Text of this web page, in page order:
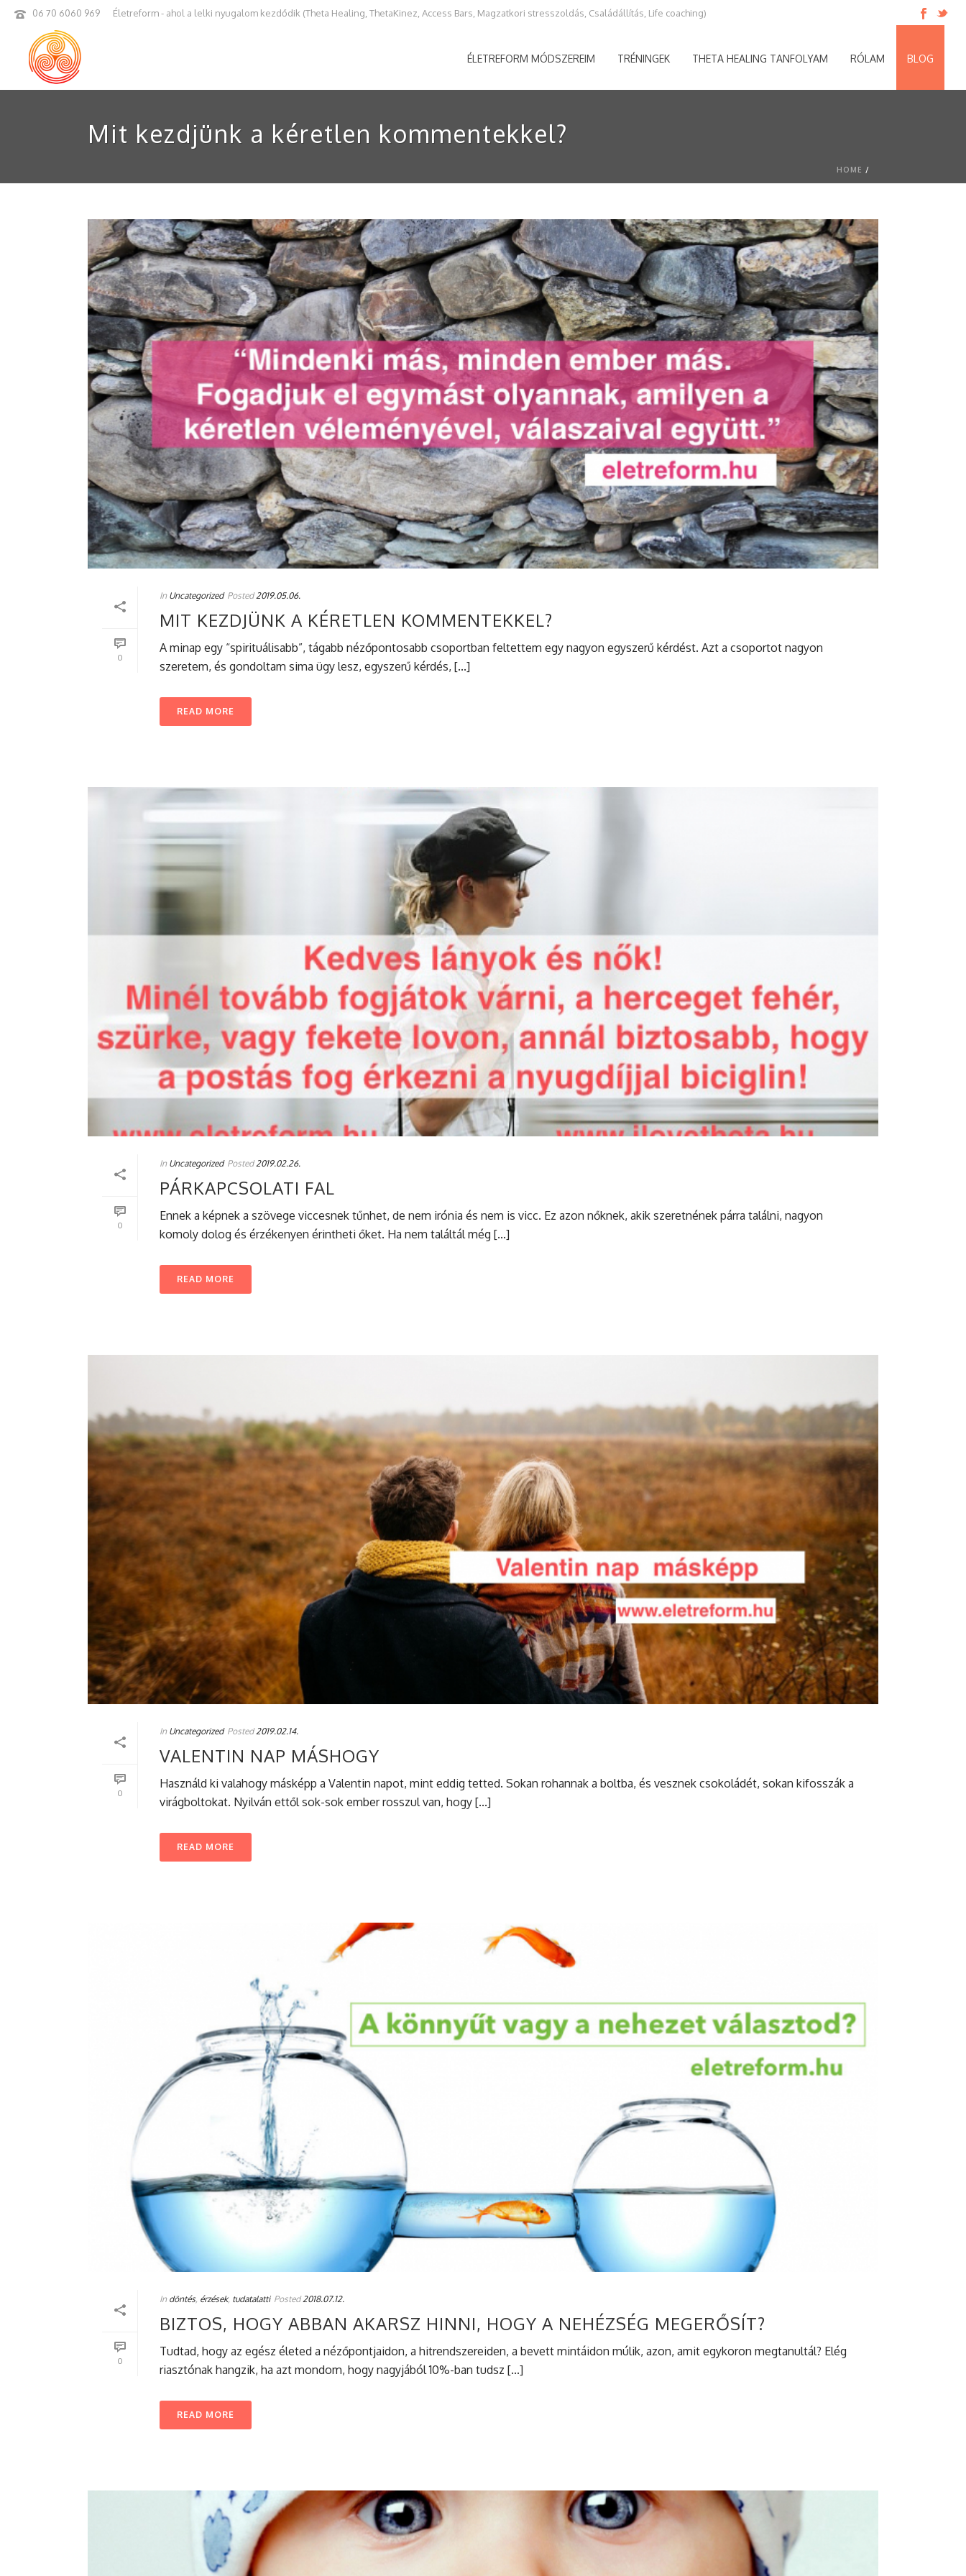
06 70 6060 969 Életreform - ahol a lelki nyugalom kezdődik (Theta Healing, ThetaKinez, Access Bars, Magzatkori stresszoldás, Családállítás, Life coaching)
ÉLETREFORM MÓDSZEREIM TRÉNINGEK THETA HEALING TANFOLYAM RÓLAM BLOG
Mit kezdjünk a kéretlen kommentekkel?
HOME /
0
In Uncategorized Posted 2019.05.06.
MIT KEZDJÜNK A KÉRETLEN KOMMENTEKKEL?
A minap egy “spirituálisabb”, tágabb nézőpontosabb csoportban feltettem egy nagyon egyszerű kérdést. Azt a csoportot nagyon
szeretem, és gondoltam sima ügy lesz, egyszerű kérdés, [...]
READ MORE
0
In Uncategorized Posted 2019.02.26.
PÁRKAPCSOLATI FAL
Ennek a képnek a szövege viccesnek tűnhet, de nem irónia és nem is vicc. Ez azon nőknek, akik szeretnének párra találni, nagyon
komoly dolog és érzékenyen érintheti őket. Ha nem találtál még [...]
READ MORE
0
In Uncategorized Posted 2019.02.14.
VALENTIN NAP MÁSHOGY
Használd ki valahogy másképp a Valentin napot, mint eddig tetted. Sokan rohannak a boltba, és vesznek csokoládét, sokan kifosszák a
virágboltokat. Nyilván ettől sok-sok ember rosszul van, hogy [...]
READ MORE
0
In döntés, érzések, tudatalatti Posted 2018.07.12.
BIZTOS, HOGY ABBAN AKARSZ HINNI, HOGY A NEHÉZSÉG MEGERŐSÍT?
Tudtad, hogy az egész életed a nézőpontjaidon, a hitrendszereiden, a bevett mintáidon múlik, azon, amit egykoron megtanultál? Elég
riasztónak hangzik, ha azt mondom, hogy nagyjából 10%-ban tudsz [...]
READ MORE